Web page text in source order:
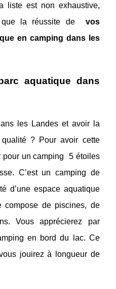
liste est non exhaustive,
que la réussite de vos
en camping dans les
aquatique dans
les Landes et avoir la
? Pour avoir cette
pour un camping 5 étoiles
C’est un camping de
d’une espace aquatique
compose de piscines, de
Vous apprécierez par
en bord du lac. Ce
jouirez à longueur de